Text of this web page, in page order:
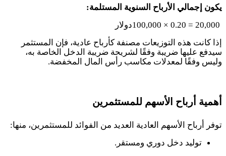
يكون إجمالي الأرباح السنوية المستلمة:
100,000 × 0.20 = 20,000دولار
إذا كانت هذه التوزيعات مصنفة كأرباح عادية، فإن المستثمر
سيدفع عليها ضريبة وفقًا لشريحة ضريبة الدخل الخاصة به،
وليس وفقًا لمعدلات مكاسب رأس المال المخفضة.
أهمية أرباح الأسهم للمستثمرين
توفر أرباح الأسهم العادية العديد من الفوائد للمستثمرين، منها:
توليد دخل دوري ومستقر.